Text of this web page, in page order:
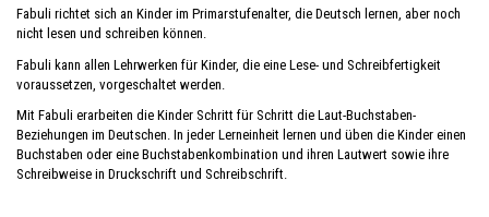
Fabuli richtet sich an Kinder im Primarstufenalter, die Deutsch lernen, aber noch
nicht lesen und schreiben können.
Fabuli kann allen Lehrwerken für Kinder, die eine Lese- und Schreibfertigkeit
voraussetzen, vorgeschaltet werden.
Mit Fabuli erarbeiten die Kinder Schritt für Schritt die Laut-Buchstaben-
Beziehungen im Deutschen. In jeder Lerneinheit lernen und üben die Kinder einen
Buchstaben oder eine Buchstabenkombination und ihren Lautwert sowie ihre
Schreibweise in Druckschrift und Schreibschrift.